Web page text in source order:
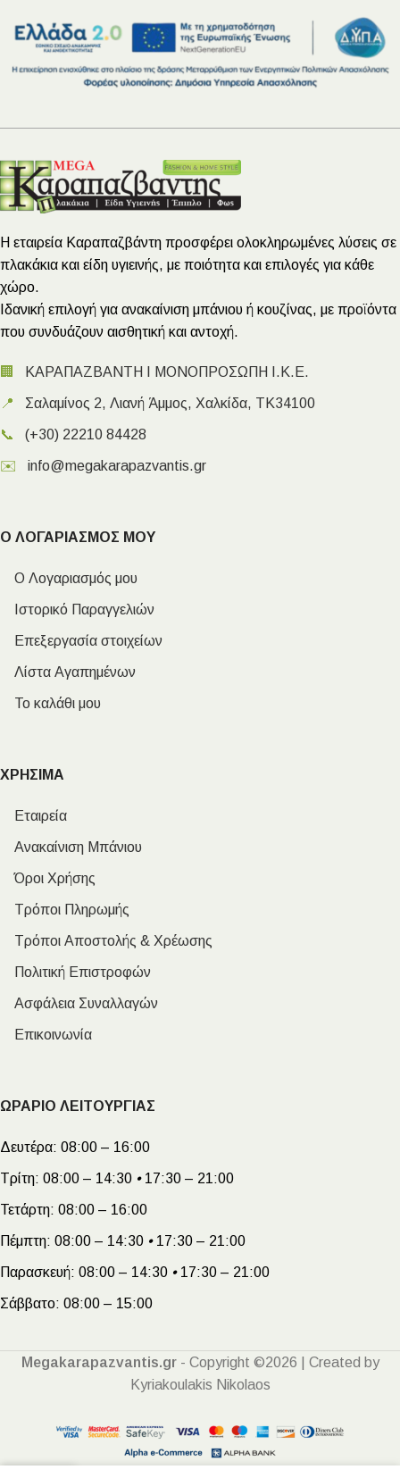
Η εταιρεία Καραπαζβάντη προσφέρει ολοκληρωμένες λύσεις σε
πλακάκια και είδη υγιεινής, με ποιότητα και επιλογές για κάθε
χώρο.
Ιδανική επιλογή για ανακαίνιση μπάνιου ή κουζίνας, με προϊόντα
που συνδυάζουν αισθητική και αντοχή.
🏢 ΚΑΡΑΠΑΖΒΑΝΤΗ Ι ΜΟΝΟΠΡΟΣΩΠΗ Ι.Κ.Ε.
📍 Σαλαμίνος 2, Λιανή Άμμος, Χαλκίδα, ΤΚ34100
📞 (+30) 22210 84428
✉️ info@megakarapazvantis.gr
Ο ΛΟΓΑΡΙΑΣΜΟΣ ΜΟΥ
Ο Λογαριασμός μου
Ιστορικό Παραγγελιών
Επεξεργασία στοιχείων
Λίστα Αγαπημένων
Το καλάθι μου
ΧΡΗΣΙΜΑ
Εταιρεία
Ανακαίνιση Μπάνιου
Όροι Χρήσης
Τρόποι Πληρωμής
Τρόποι Αποστολής & Χρέωσης
Πολιτική Επιστροφών
Ασφάλεια Συναλλαγών
Επικοινωνία
ΩΡΑΡΙΟ ΛΕΙΤΟΥΡΓΙΑΣ
Δευτέρα: 08:00 – 16:00
Τρίτη: 08:00 – 14:30 •17:30 – 21:00
Τετάρτη: 08:00 – 16:00
Πέμπτη: 08:00 – 14:30 •17:30 – 21:00
Παρασκευή: 08:00 – 14:30 •17:30 – 21:00
Σάββατο: 08:00 – 15:00
Megakarapazvantis.gr- Copyright ©2026 | Created by
Kyriakoulakis Nikolaos